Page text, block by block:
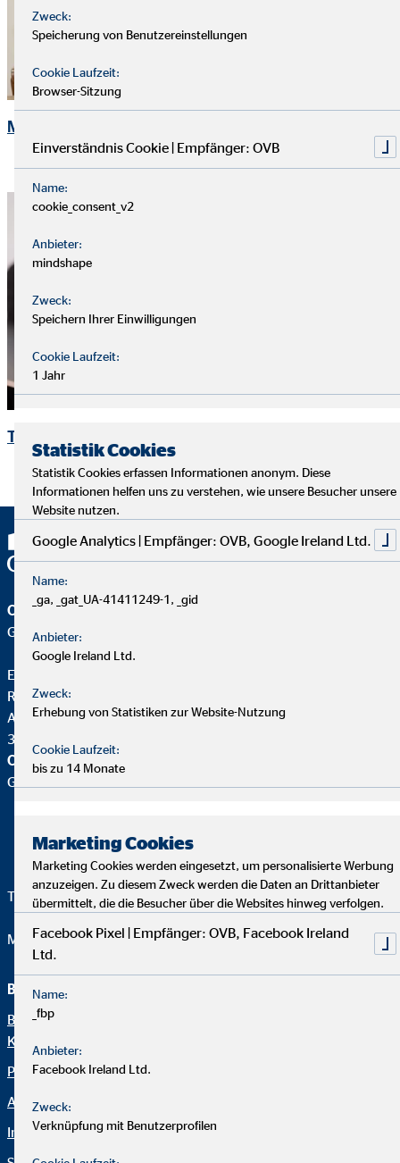
Mitarbeiter/in Backoffice -Finanzdienstleistung
Telefonist/in
OVB Vermögensberatung AG
Geschäftsstelle | Fulda
Emanuel Warzecha
Regionaldirektor für die OVB
Agnes-Huenninger-Str. 2
36041 Fulda
OVB Vermögensberatung AG
Geschäftsstelle |
Telefon: +49 661 933510
Mail:ewarzecha@ovb.de
Beraterseite
Betriebliche
Krankenversicherung
Private Rentenversicherung
Arbeitskraftsicherung
Immobilienfinanzierungen
Zweck:
Speicherung von Benutzereinstellungen
Cookie Laufzeit:
Browser-Sitzung
Einverständnis Cookie | Empfänger: OVB
Name:
cookie_consent_v2
Anbieter:
mindshape
Zweck:
Speichern Ihrer Einwilligungen
Cookie Laufzeit:
1 Jahr
Statistik Cookies
Statistik Cookies erfassen Informationen anonym. Diese
Informationen helfen uns zu verstehen, wie unsere Besucher unsere
Website nutzen.
Google Analytics | Empfänger: OVB, Google Ireland Ltd.
Name:
_ga, _gat_UA-41411249-1, _gid
Anbieter:
Google Ireland Ltd.
Zweck:
Erhebung von Statistiken zur Website-Nutzung
Cookie Laufzeit:
bis zu 14 Monate
Marketing Cookies
Marketing Cookies werden eingesetzt, um personalisierte Werbung
anzuzeigen. Zu diesem Zweck werden die Daten an Drittanbieter
übermittelt, die die Besucher über die Websites hinweg verfolgen.
Facebook Pixel | Empfänger: OVB, Facebook Ireland
Ltd.
Name:
_fbp
Anbieter:
Facebook Ireland Ltd.
Zweck:
Verknüpfung mit Benutzerprofilen